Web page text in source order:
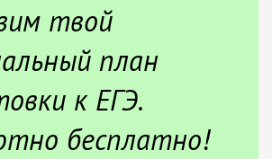
твой
план
к ЕГЭ.
бесплатно!